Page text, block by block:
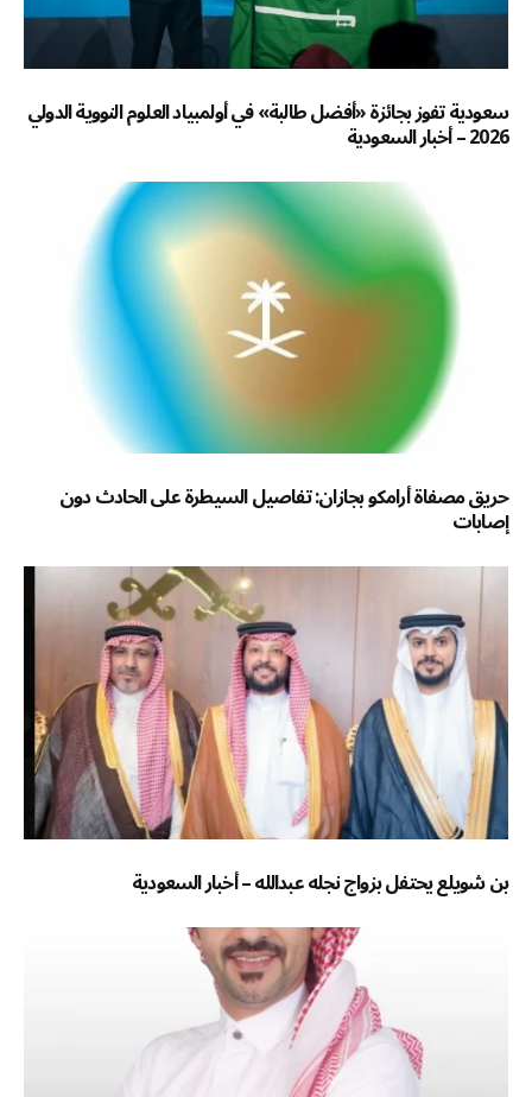
سعودية تفوز بجائزة «أفضل طالبة» في أولمبياد العلوم النووية الدولي
2026 – أخبار السعودية
حريق مصفاة أرامكو بجازان: تفاصيل السيطرة على الحادث دون
إصابات
بن شويلع يحتفل بزواج نجله عبدالله – أخبار السعودية